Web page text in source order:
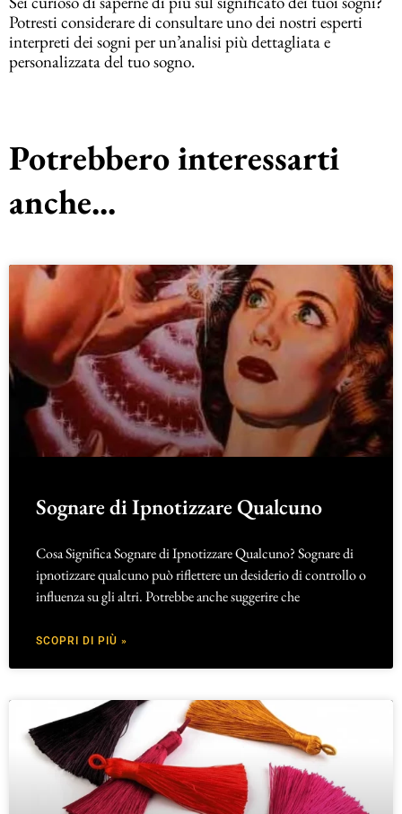
Potresti considerare di consultare uno dei nostri esperti
interpreti dei sogni per un’analisi più dettagliata e
personalizzata del tuo sogno.
Potrebbero interessarti
anche...
Sognare di Ipnotizzare Qualcuno
Cosa Significa Sognare di Ipnotizzare Qualcuno? Sognare di
ipnotizzare qualcuno può riflettere un desiderio di controllo o
influenza su gli altri. Potrebbe anche suggerire che
SCOPRI DI PIÙ »